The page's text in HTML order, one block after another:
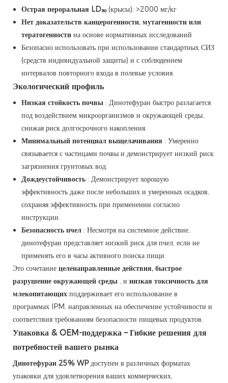
Острая пероральная LD₅₀(крысы): >2000 мг/кг
Нет доказательств канцерогенности, мутагенности или
тератогенности на основе нормативных исследований
Безопасно использовать при использовании стандартных СИЗ
(средств индивидуальной защиты) и с соблюдением
интервалов повторного входа в полевые условия.
Экологический профиль
Низкая стойкость почвы : Динотефуран быстро разлагается
под воздействием микроорганизмов и окружающей среды,
снижая риск долгосрочного накопления.
Минимальный потенциал выщелачивания : Умеренно
связывается с частицами почвы и демонстрирует низкий риск
загрязнения грунтовых вод.
Дождеустойчивость : Демонстрирует хорошую
эффективность даже после небольших и умеренных осадков,
сохраняя эффективность при применении согласно
инструкции.
Безопасность пчел : Несмотря на системное действие,
динотефуран представляет низкий риск для пчел, если не
применять его в часы активного поиска пищи.
Это сочетание целенаправленные действия, быстрое
разрушение окружающей среды
, и низкая токсичность для
млекопитающих поддерживает его использование в
программах IPM, направленных на обеспечение устойчивости и
соответствия требованиям безопасности пищевых продуктов.
Упаковка & OEM-поддержка – Гибкие решения для
потребностей вашего рынка
Динотефуран 25% WP доступен в различных форматах
упаковки для удовлетворения ваших коммерческих,